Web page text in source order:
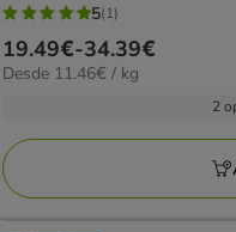
5
estrelas
com
avaliações
5(1)
Preço
de
34.39€
19.49€-34.39€
11.46€
Desde 11.46€ / kg
2